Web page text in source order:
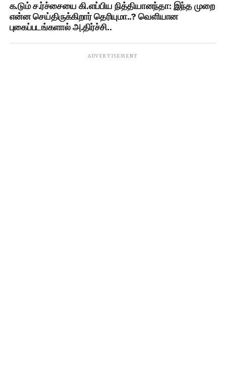
க.டும் ச.ர்ச்சையை கி.ளப்பிய நித்தியானந்தா: இந்த முறை
என்ன செய்திருக்கிறார் தெரியுமா..? வெளியான
புகைப்படங்களால் அ.திர்ச்சி..
ADVERTISEMENT